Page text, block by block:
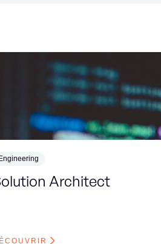
Engineering
Architect